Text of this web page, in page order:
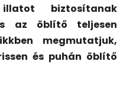
biztosítanak
az öblítő teljesen
megmutatjuk,
és puhán öblítő